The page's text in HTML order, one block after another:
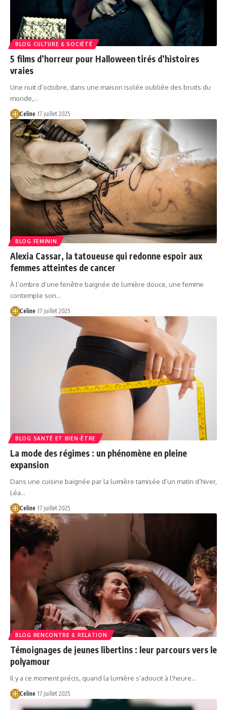
BLOG CULTURE & SOCIÉTÉ
5 films d’horreur pour Halloween tirés d’histoires
vraies
Une nuit d’octobre, dans une maison isolée oubliée des bruits du
monde,…
Celine 17 juillet 2025
BLOG FEMININ
Alexia Cassar, la tatoueuse qui redonne espoir aux
femmes atteintes de cancer
À l’ombre d’une fenêtre baignée de lumière douce, une femme
contemple son…
Celine 17 juillet 2025
BLOG SANTÉ ET BIEN-ÊTRE
La mode des régimes : un phénomène en pleine
expansion
Dans une cuisine baignée par la lumière tamisée d’un matin d’hiver,
Léa…
Celine 17 juillet 2025
BLOG RENCONTRE & RELATION
Témoignages de jeunes libertins : leur parcours vers le
polyamour
Il y a ce moment précis, quand la lumière s’adoucit à l'heure…
Celine 17 juillet 2025